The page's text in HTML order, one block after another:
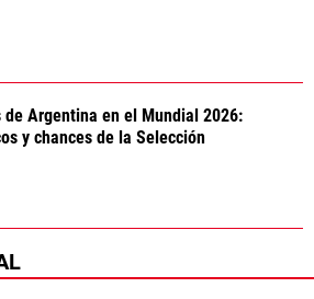
de Argentina en el Mundial 2026:
y chances de la Selección